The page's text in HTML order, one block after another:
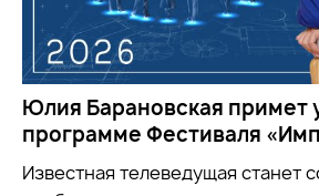
Юлия Барановская примет
программе Фестиваля
Известная телеведущая станет